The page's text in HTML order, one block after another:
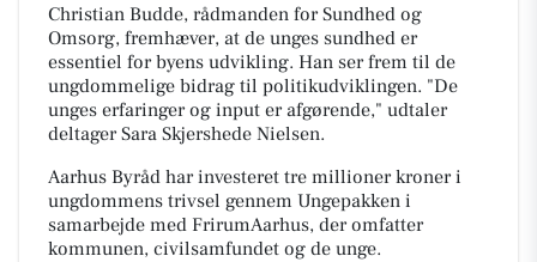
Christian Budde, rådmanden for Sundhed og
Omsorg, fremhæver, at de unges sundhed er
essentiel for byens udvikling. Han ser frem til de
ungdommelige bidrag til politikudviklingen. "De
unges erfaringer og input er afgørende," udtaler
deltager Sara Skjershede Nielsen.
Aarhus Byråd har investeret tre millioner kroner i
ungdommens trivsel gennem Ungepakken i
samarbejde med FrirumAarhus, der omfatter
kommunen, civilsamfundet og de unge.